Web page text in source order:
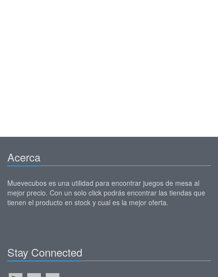
Acerca
Muevecubos es una utilidad para encontrar juegos de mesa al
mejor precio. Con un solo click podrás encontrar las tiendas que
tienen el producto en stock y cual es la mejor oferta.
Stay Connected